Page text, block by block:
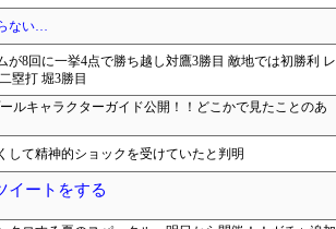
ない…
が8回に一挙4点で勝ち越し対鷹3勝目 敵地では初勝利 レ
塁打 堀3勝目
ールキャラクターガイド公開！！どこかで見たことのあ
して精神的ショックを受けていたと判明
イートをする